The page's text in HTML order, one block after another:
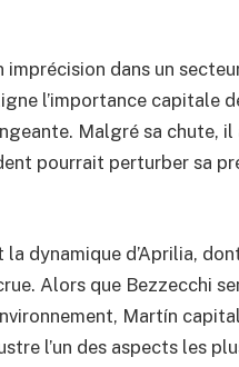
dans un
l’importance capitale
Malgré sa chute, il
pourrait perturber sa
dynamique d’Aprilia,
Alors que Bezzecchi
Martín
l’un des aspects les